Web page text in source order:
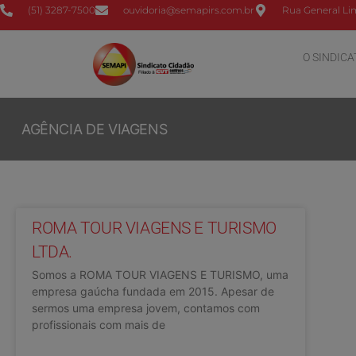
(51) 3287-7500 ouvidoria@semapirs.com.br Rua General
O
AGÊNCIA DE VIAGENS
ROMA TOUR VIAGENS E TURISMO
LTDA.
Somos a ROMA TOUR VIAGENS E TURISMO, uma
empresa gaúcha fundada em 2015. Apesar de
sermos uma empresa jovem, contamos com
profissionais com mais de